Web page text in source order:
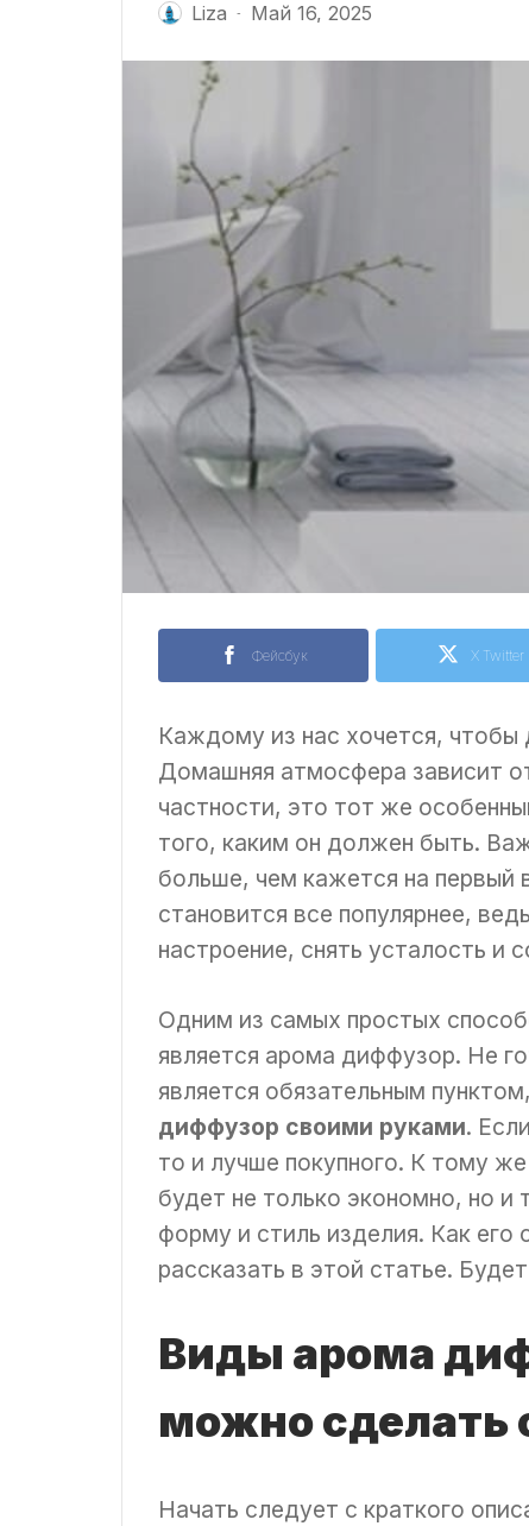
Liza - Май 16, 2025
Фейсбук X Twitter
Каждому из нас хочется,
Домашняя атмосфера зависит
частности, это тот же
того, каким он должен быть.
больше, чем кажется на первый
становится все популярнее,
настроение, снять усталость
Одним из самых простых
является арома диффузор. Не
является обязательным
диффузор своими руками.
то и лучше покупного. К тому же
будет не только экономно, но
форму и стиль изделия. Как
рассказать в этой статье.
Виды арома
можно сделать
Начать следует с краткого